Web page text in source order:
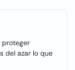
proteger
del azar lo que